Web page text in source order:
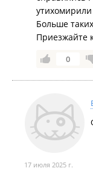
Вечерами
Магазин
ахххховые,
маринованных
руб., водка 0,5л
Хотелось бы
утихомирили
Больше
Приезжайте
0
17 июля 2025 г.